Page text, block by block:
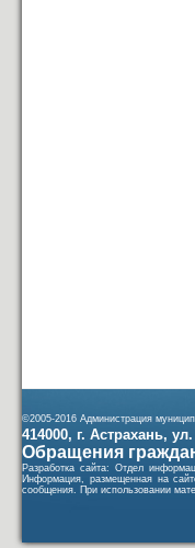
©2005-2016 Администрация
414000, г. Астрахань,
Обращения
Разработка сайта: Отдел
Информация, размещенная на
сообщения. При использовании